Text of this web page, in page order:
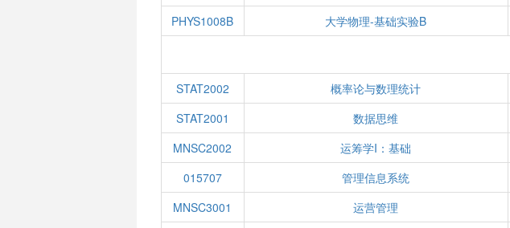
PHYS1008B
大学物理-基础实验B
STAT2002 概率论与数理统计
STAT2001
数据思维
MNSC2002
运筹学I：基础
015707
管理信息系统
MNSC3001
运营管理